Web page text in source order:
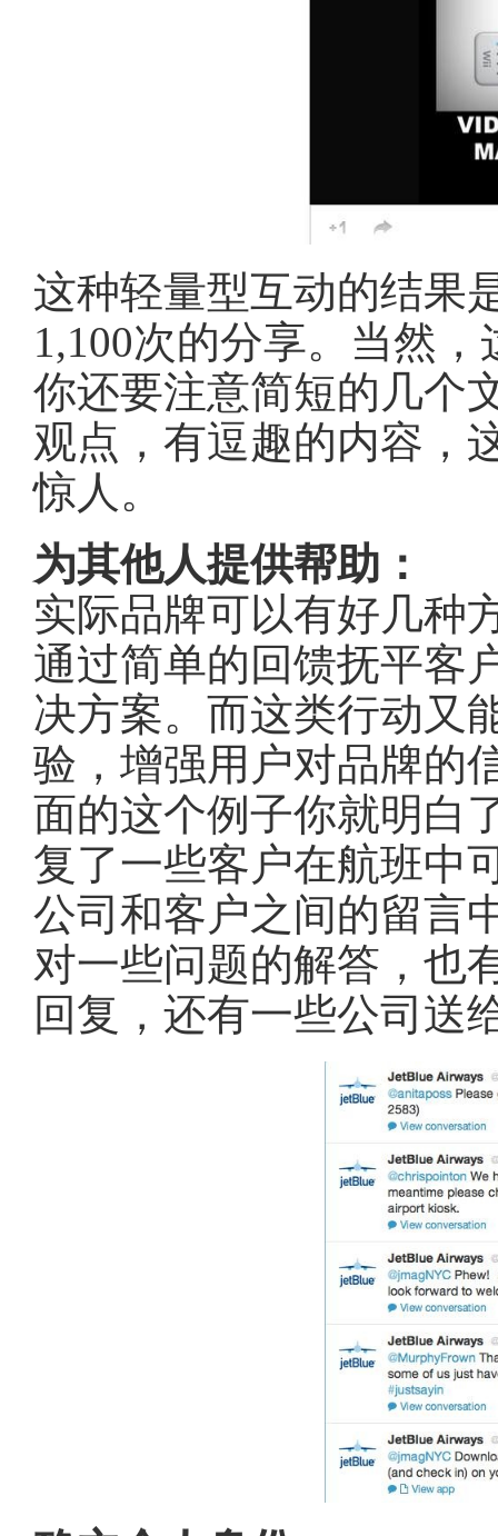
这种轻量型互动的结果
1,100次的分享。当然
你还要注意简短的几个
观点，有逗趣的内容，
惊人。
为其他人提供帮助：
实际品牌可以有好几种
通过简单的回馈抚平客
决方案。而这类行动又
验，增强用户对品牌的
面的这个例子你就明白
复了一些客户在航班中
公司和客户之间的留言
对一些问题的解答，也
回复，还有一些公司送